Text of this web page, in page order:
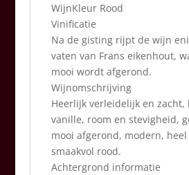
WijnKleur Rood
Vinificatie
Na de gisting rijpt de wijn
vaten van Frans eikenhout,
mooi wordt afgerond.
Wijnomschrijving
Heerlijk verleidelijk en zacht,
vanille, room en stevigheid,
mooi afgerond, modern,
smaakvol rood.
Achtergrond informatie